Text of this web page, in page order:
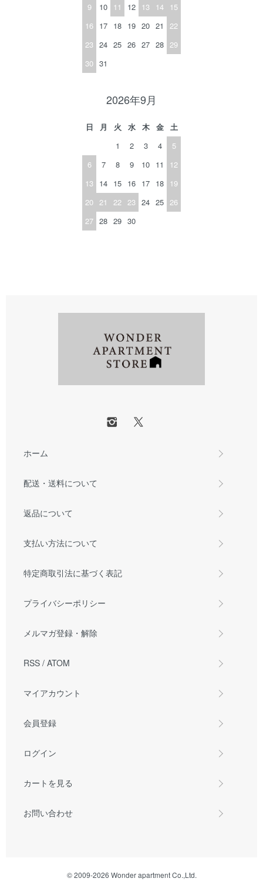
9
10 11 12 13 14
15
16 17 18 19 20 21
22
23 24 25 26 27 28 29
30 31
2026年9月
日 月 火 水 木 金
土
1
2 3 4
5
6
7 8 9 10 11
12
13
14 15 16 17 18
19
20 21 22 23 24 25 26
27 28 29 30
ホーム
配送・送料について
返品について
支払い方法について
特定商取引法に基づく表記
プライバシーポリシー
メルマガ登録・解除
RSS / ATOM
マイアカウント
会員登録
ログイン
カートを見る
お問い合わせ
© 2009-2026 Wonder apartment Co.,Ltd.